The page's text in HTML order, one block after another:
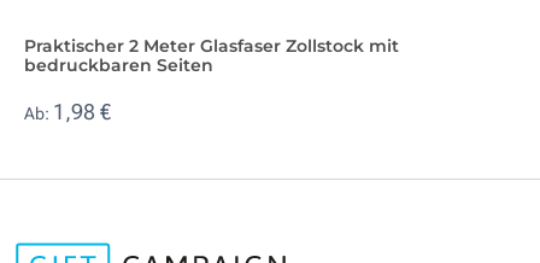
Praktischer 2 Meter Glasfaser Zollstock mit
bedruckbaren Seiten
Ab: 1,98 €